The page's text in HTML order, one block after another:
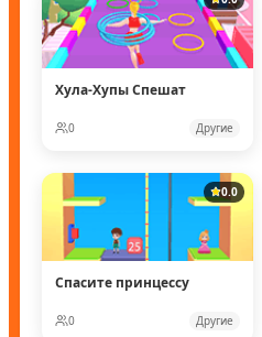
Хула-Хупы Спешат
0 Другие
0.0
Спасите принцессу
0 Другие